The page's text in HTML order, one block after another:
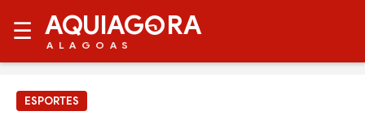
☰ AQUIAG RA
ALAGOAS
ESPORTES